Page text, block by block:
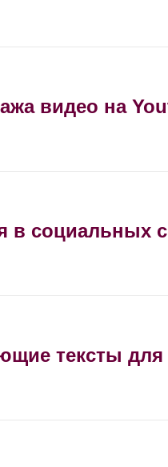
видео на
в социальных
тексты для